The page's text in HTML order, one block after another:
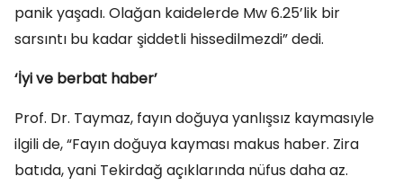
panik yaşadı. Olağan kaidelerde Mw 6.25’lik bir
sarsıntı bu kadar şiddetli hissedilmezdi” dedi.
‘İyi ve berbat haber’
Prof. Dr. Taymaz, fayın doğuya yanlışsız kaymasıyle
ilgili de, “Fayın doğuya kayması makus haber. Zira
batıda, yani Tekirdağ açıklarında nüfus daha az.